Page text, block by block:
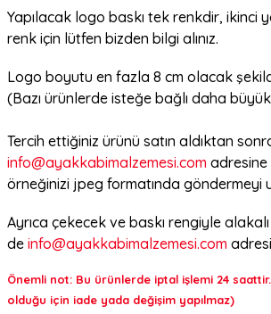
Yapılacak logo baskı tek renkdir, ikinci
renk için lütfen bizden bilgi alınız.
Logo boyutu en fazla 8 cm olacak
(Bazı ürünlerde isteğe bağlı daha büyük
Tercih ettiğiniz ürünü satın aldıktan
info@ayakkabimalzemesi.com
örneğinizi jpeg formatında göndermeyi
Ayrıca çekecek ve baskı rengiyle
de info@ayakkabimalzemesi.com
Önemli not: Bu ürünlerde iptal işlemi 24
olduğu için iade yada değişim yapılmaz)